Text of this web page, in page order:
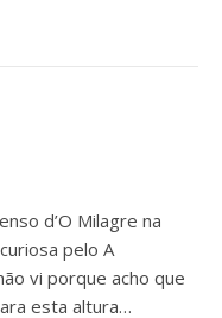
d’O Milagre na
pelo A
vi porque acho que
esta altura…